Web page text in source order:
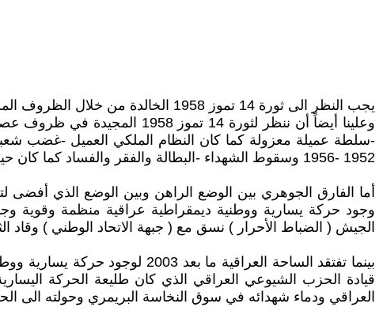
يجب النظر الى ثورة 14 تموز 1958 الخالدة من خلال الظروف الموضوعية والذاتية التي تفجرت فيها .
1952 -1956 وسقوط الشهداء -البطالة والفقر والفساد كما كان حينها…)
وجود حركة يسارية ووطنية ديمقراطية عراقية منظمة وقوية
الجيش ( الضباط الأحرار ) نسق مع ( جبهة الاتحاد الوطني ) وقاد
بينما تفتقد الساحة العراقية
العراقي ودماء شهدائه في سوق النخاسة البريمري وحولته الى